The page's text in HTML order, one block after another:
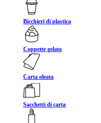
Bicchieri di plastica
Coppette gelato
Carta oleata
Sacchetti di carta